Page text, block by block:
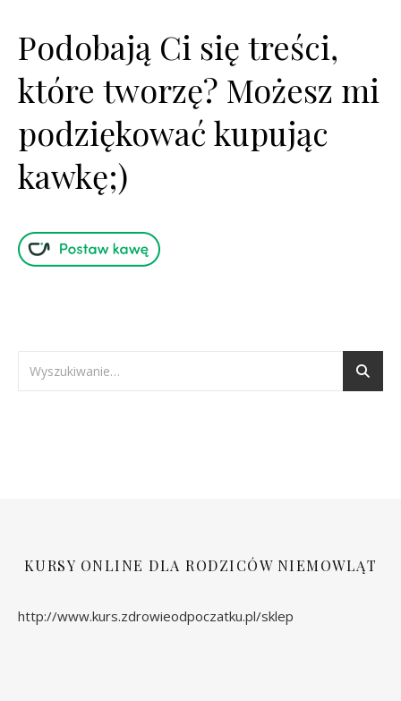
Podobają Ci się treści,
które tworzę? Możesz mi
podziękować kupując
kawkę;)
KURSY ONLINE DLA RODZICÓW NIEMOWLĄT
http://www.kurs.zdrowieodpoczatku.pl/sklep